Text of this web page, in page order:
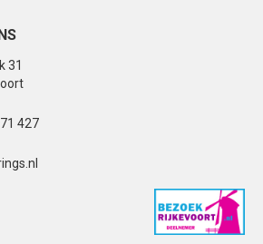
31
427